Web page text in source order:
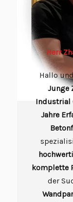
Herr
Hallo
Junge
Industrial
Jahre
komplette
der